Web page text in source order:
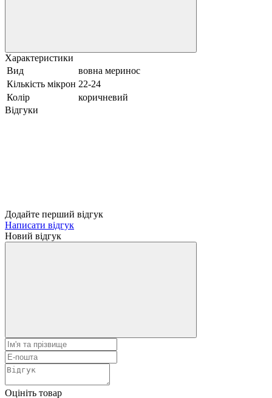
Характеристики
Вид
вовна меринос
Кількість мікрон 22-24
Колір
коричневий
Відгуки
Додайте перший відгук
Написати відгук
Новий відгук
Оцініть товар